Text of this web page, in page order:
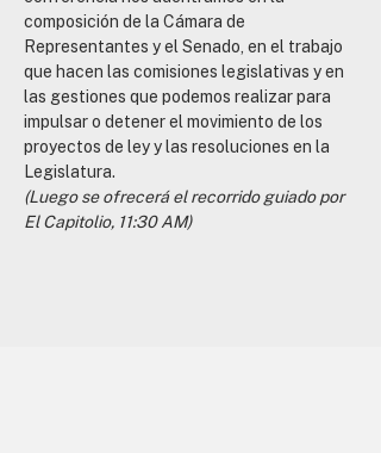
composición de la Cámara de
Representantes y el Senado, en el trabajo
que hacen las comisiones legislativas y en
las gestiones que podemos realizar para
impulsar o detener el movimiento de los
proyectos de ley y las resoluciones en la
Legislatura.
(Luego se ofrecerá el recorrido guiado por
El Capitolio, 11:30 AM)